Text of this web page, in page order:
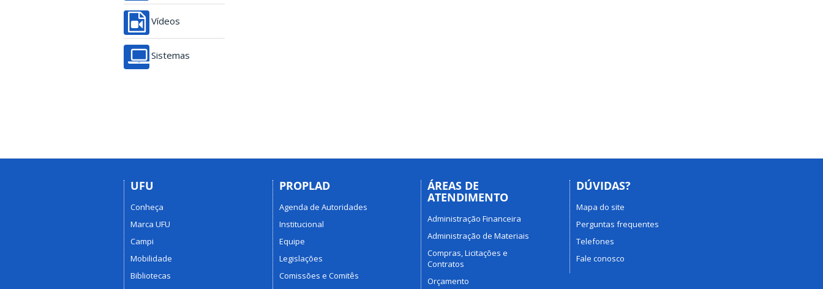
Vídeos
Sistemas
UFU
Conheça
Marca UFU
Campi
Mobilidade
Bibliotecas
PROPLAD
Agenda de Autoridades
Institucional
Equipe
Legislações
Comissões e Comitês
ÁREAS DE
ATENDIMENTO
Administração Financeira
Administração de Materiais
Compras, Licitações e
Contratos
Orçamento
DÚVIDAS?
Mapa do site
Perguntas frequentes
Telefones
Fale conosco